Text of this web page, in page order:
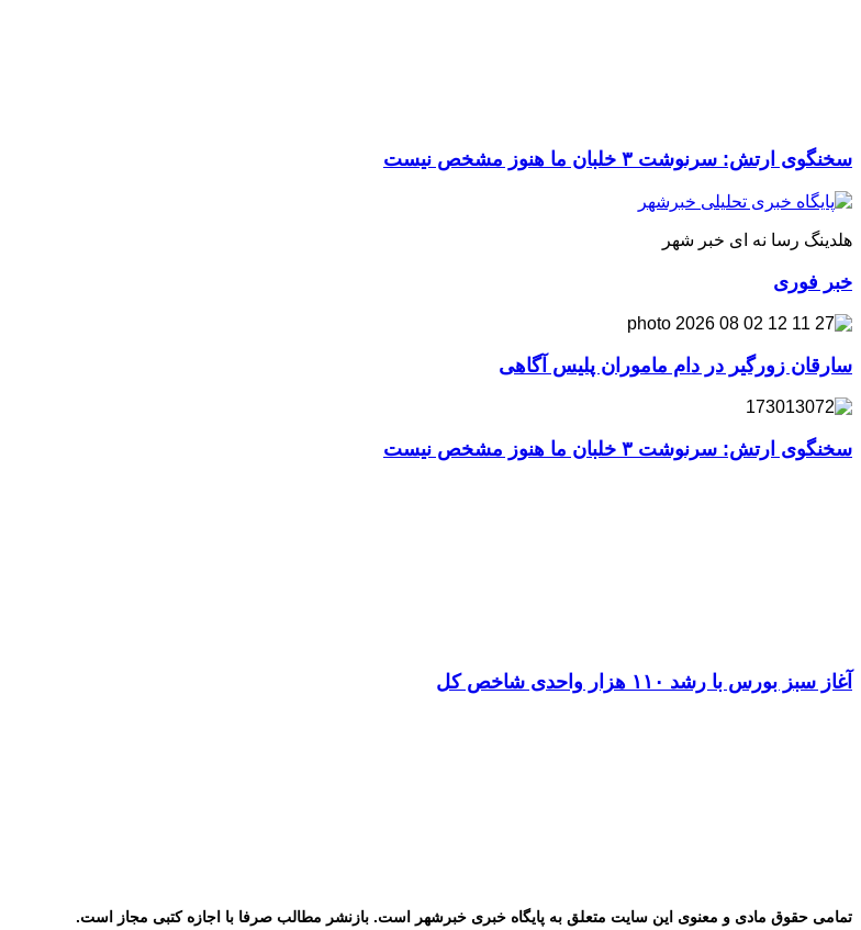
سخنگوی ارتش: سرنوشت ۳ خلبان ما هنوز مشخص نیست
هلدینگ رسا نه ای خبر شهر
خبر فوری
سارقان زورگیر در دام ماموران پلیس آگاهی
سخنگوی ارتش: سرنوشت ۳ خلبان ما هنوز مشخص نیست
آغاز سبز بورس با رشد ۱۱۰ هزار واحدی شاخص کل
تمامی حقوق مادی و معنوی این سایت متعلق به پایگاه خبری خبرشهر است. بازنشر مطالب صرفا با اجازه کتبی مجاز است.